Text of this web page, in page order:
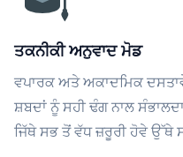
ਤਕਨੀਕੀ ਅਨੁਵਾਦ ਮੋਡ
ਵਪਾਰਕ ਅਤੇ ਅਕਾਦਮਿਕ
ਸ਼ਬਦਾਂ ਨੂੰ ਸਹੀ ਢੰਗ ਨਾਲ
ਜਿੱਥੇ ਸਭ ਤੋਂ ਵੱਧ ਜ਼ਰੂਰੀ ਹੋਵੇ ਉੱਥੇ